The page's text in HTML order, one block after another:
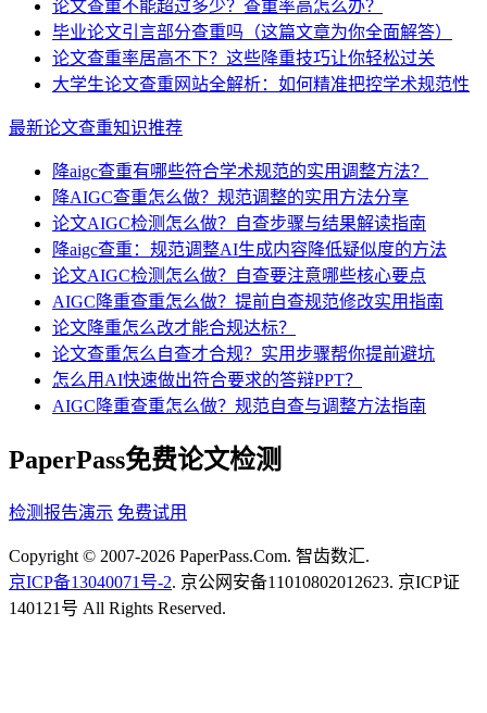
论文查重不能超过多少？查重率高怎么办？
毕业论文引言部分查重吗（这篇文章为你全面解答）
论文查重率居高不下？这些降重技巧让你轻松过关
大学生论文查重网站全解析：如何精准把控学术规范性
最新论文查重知识推荐
降aigc查重有哪些符合学术规范的实用调整方法？
降AIGC查重怎么做？规范调整的实用方法分享
论文AIGC检测怎么做？自查步骤与结果解读指南
降aigc查重：规范调整AI生成内容降低疑似度的方法
论文AIGC检测怎么做？自查要注意哪些核心要点
AIGC降重查重怎么做？提前自查规范修改实用指南
论文降重怎么改才能合规达标？
论文查重怎么自查才合规？实用步骤帮你提前避坑
怎么用AI快速做出符合要求的答辩PPT？
AIGC降重查重怎么做？规范自查与调整方法指南
PaperPass免费论文检测
检测报告演示 免费试用
Copyright © 2007-2026 PaperPass.Com. 智齿数汇.
京ICP备13040071号-2. 京公网安备11010802012623. 京ICP证
140121号 All Rights Reserved.